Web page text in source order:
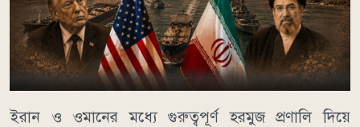
ইরান ও ওমানের মধ্যে গুরুত্বপূর্ণ হরমুজ প্রণালি দিয়ে